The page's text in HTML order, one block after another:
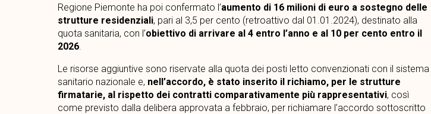
Regione Piemonte ha poi confermato l’aumento di 16 milioni di euro a sostegno delle
strutture residenziali, pari al 3,5 per cento (retroattivo dal 01.01.2024), destinato alla
quota sanitaria, con l’obiettivo di arrivare al 4 entro l’anno e al 10 per cento entro il
2026.
Le risorse aggiuntive sono riservate alla quota dei posti letto convenzionati con il sistema
sanitario nazionale e, nell’accordo, è stato inserito il richiamo, per le strutture
firmatarie, al rispetto dei contratti comparativamente più rappresentativi, così
come previsto dalla delibera approvata a febbraio, per richiamare l’accordo sottoscritto